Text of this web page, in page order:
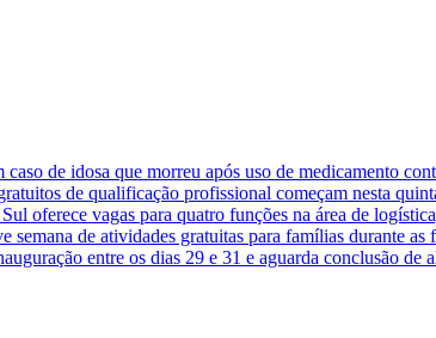
de idosa que morreu após uso de medicamento
de qualificação profissional começam nesta
oferece vagas para quatro funções na área de
semana de atividades gratuitas para famílias durante as
entre os dias 29 e 31 e aguarda conclusão de